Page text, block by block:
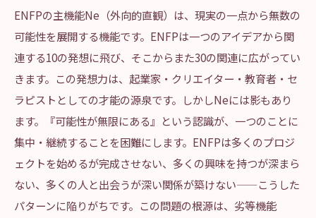
ENFPの主機能Ne（外向的直観）は、現実の一点から無数の
可能性を展開する機能です。ENFPは一つのアイデアから関
連する10の発想に飛び、そこからまた30の関連に広がってい
きます。この発想力は、起業家・クリエイター・教育者・セ
ラピストとしての才能の源泉です。しかしNeには影もあり
ます。『可能性が無限にある』という認識が、一つのことに
集中・継続することを困難にします。ENFPは多くのプロジ
ェクトを始めるが完成させない、多くの興味を持つが深まら
ない、多くの人と出会うが深い関係が築けない——こうした
パターンに陥りがちです。この問題の根源は、劣等機能